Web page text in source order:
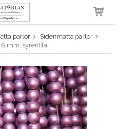
blivit tillagd i
pärlor
Sidenmatta pärlor
6 mm, syrenlila